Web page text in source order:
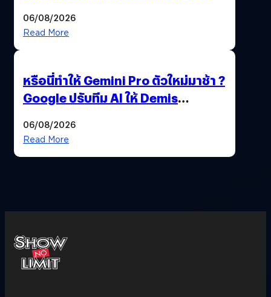
06/08/2026
Read More
หรือนี่ทำให้ Gemini Pro ตัวใหม่มาช้า ?
Google ปรับทีม AI ให้ Demis
06/08/2026
Read More